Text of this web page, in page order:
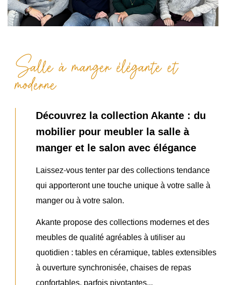
Salle à manger élégante et
moderne
Découvrez la collection Akante : du
mobilier pour meubler la salle à
manger et le salon avec élégance
Laissez-vous tenter par des collections tendance
qui apporteront une touche unique à votre salle à
manger ou à votre salon.
Akante propose des collections modernes et des
meubles de qualité agréables à utiliser au
quotidien : tables en céramique, tables extensibles
à ouverture synchronisée, chaises de repas
confortables, parfois pivotantes...